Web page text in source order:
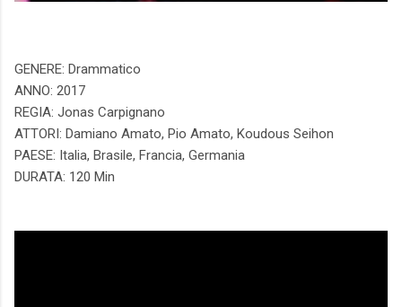
GENERE: Drammatico
ANNO: 2017
REGIA: Jonas Carpignano
ATTORI: Damiano Amato, Pio Amato, Koudous Seihon
PAESE: Italia, Brasile, Francia, Germania
DURATA: 120 Min